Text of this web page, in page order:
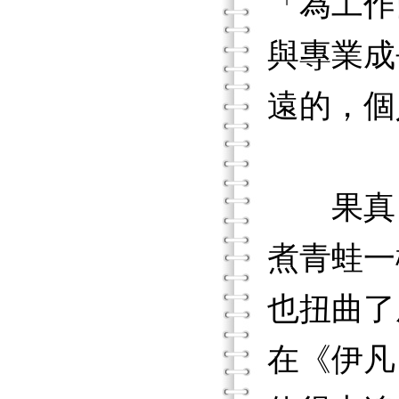
與專業
遠的，
果真，
煮青蛙
也扭曲
在《伊